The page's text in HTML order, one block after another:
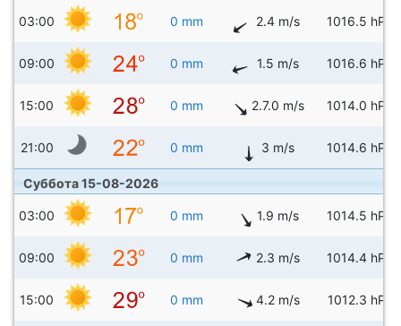
03:00 0 mm 2.4 m/s 1016.5 hPa
09:00 0 mm 1.5 m/s 1016.6 hPa
15:00 0 mm 2.7.0 m/s 1014.0 hPa
21:00 0 mm 3 m/s 1014.6 hPa
Суббота 15-08-2026
03:00 0 mm 1.9 m/s 1014.5 hPa
09:00 0 mm 2.3 m/s 1014.4 hPa
15:00 0 mm 4.2 m/s 1012.3 hPa